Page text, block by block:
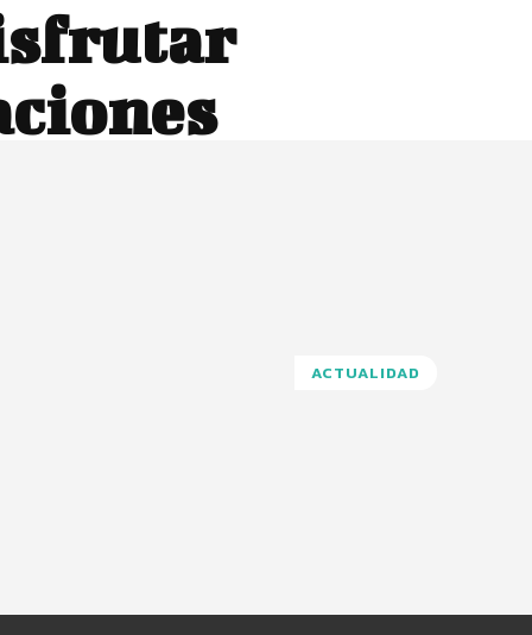
ACTUALIDAD